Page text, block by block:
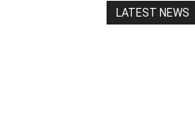
LATEST NEWS